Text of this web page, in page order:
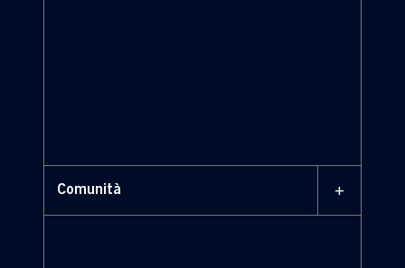
Comunità +